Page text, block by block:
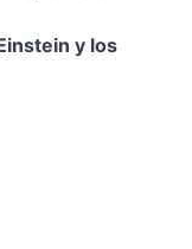
y los